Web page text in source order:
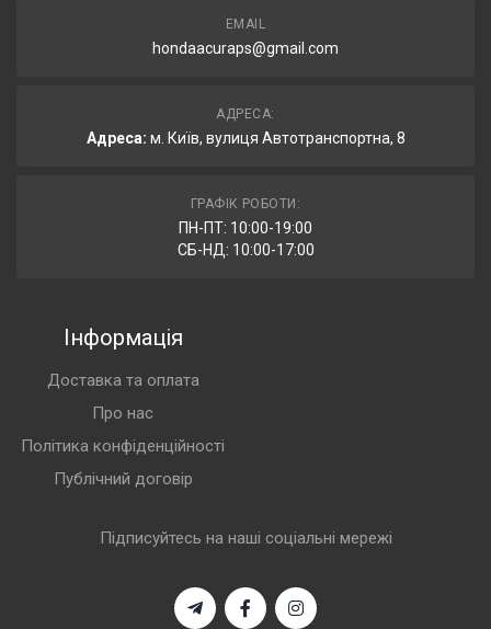
EMAIL
hondaacuraps@gmail.com
АДРЕСА:
Адреса: м. Київ, вулиця Автотранспортна, 8
ГРАФІК РОБОТИ:
ПН-ПТ: 10:00-19:00
СБ-НД: 10:00-17:00
Інформація
Доставка та оплата
Про нас
Політика конфіденційності
Публічний договір
Підписуйтесь на наші соціальні мережі